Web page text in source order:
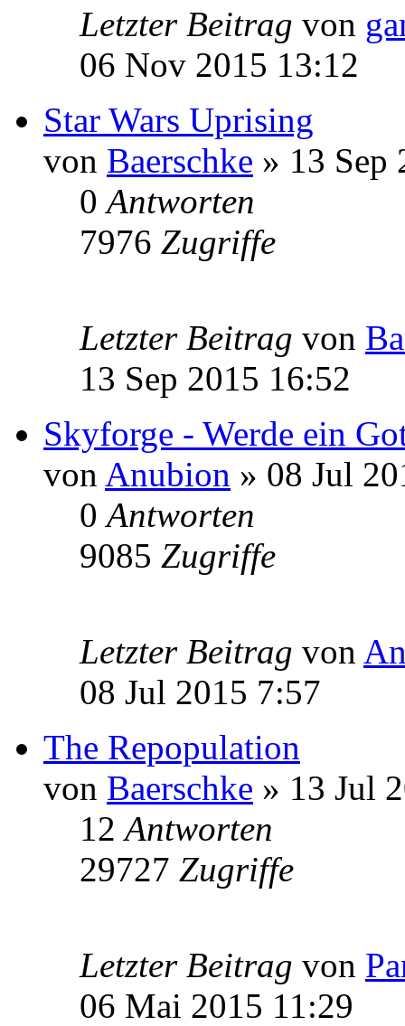
Letzter Beitrag von
06 Nov 2015 13:12
Star Wars Uprising
von Baerschke » 13 Sep
0Antworten
7976 Zugriffe
Letzter Beitrag von
13 Sep 2015 16:52
Skyforge - Werde ein
von Anubion » 08 Jul
0Antworten
9085 Zugriffe
Letzter Beitrag von
08 Jul 2015 7:57
The Repopulation
von Baerschke » 13 Jul
12Antworten
29727 Zugriffe
Letzter Beitrag von
06 Mai 2015 11:29